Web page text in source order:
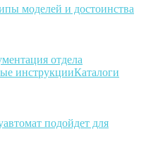
моделей и достоинства
отдела
инструкцииКаталоги
подойдет для